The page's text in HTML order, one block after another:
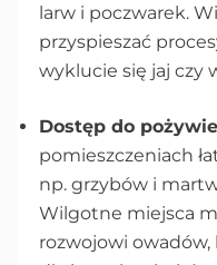
larw i poczwarek.
przyspieszać
wyklucie się jaj czy
Dostęp do
pomieszczeniach
np. grzybów i
Wilgotne miejsca
rozwojowi